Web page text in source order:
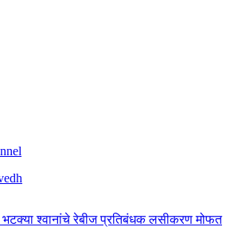
भटक्या श्वानांचे रेबीज प्रतिबंधक लसीकरण मोफत